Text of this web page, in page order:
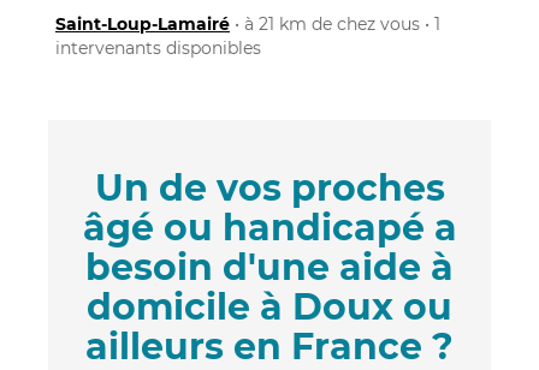
Saint-Loup-Lamairé • à 21 km de chez vous • 1
intervenants disponibles
Un de vos proches
âgé ou handicapé a
besoin d'une aide à
domicile à Doux ou
ailleurs en France ?